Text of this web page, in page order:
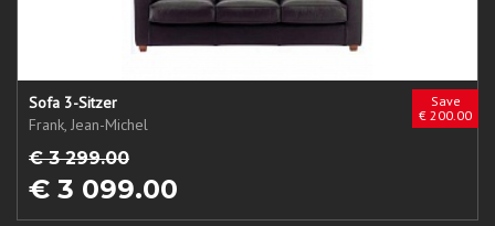
Save
€ 200.00
Sofa 3-Sitzer
Frank, Jean-Michel
€ 3 299.00
€ 3 099.00